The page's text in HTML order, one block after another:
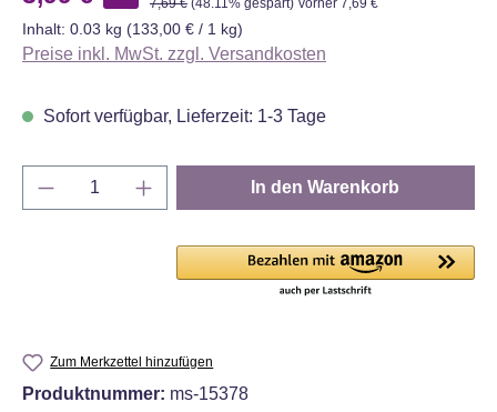
Inhalt: 0.03 kg (133,00 € / 1 kg)
Preise inkl. MwSt. zzgl. Versandkosten
Sofort verfügbar, Lieferzeit: 1-3 Tage
Produkt Anzahl: Gib den gewünschten
In den Warenkorb
Zum Merkzettel hinzufügen
Produktnummer: ms-15378